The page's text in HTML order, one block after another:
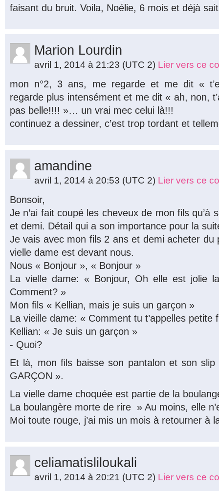
faisant du bruit. Voila, Noélie, 6 mois et déjà
Marion Lourdin
avril 1, 2014 à 21:23 (UTC 2) Lier vers ce
mon n°2, 3 ans, me regarde et me dit «
regarde plus intensément et me dit « ah, non,
pas belle!!!! »… un vrai mec celui là!!!
continuez a dessiner, c’est trop tordant et
amandine
avril 1, 2014 à 20:53 (UTC 2) Lier vers ce
Bonsoir,
Je n’ai fait coupé les cheveux de mon fils qu’à
et demi. Détail qui a son importance pour la
Je vais avec mon fils 2 ans et demi acheter du
vielle dame est devant nous.
Nous « Bonjour », « Bonjour »
La vielle dame: « Bonjour, Oh elle est jolie
Comment? »
Mon fils « Kellian, mais je suis un garçon »
La vieille dame: « Comment tu t’appelles petite
Kellian: « Je suis un garçon »
- Quoi?
Et là, mon fils baisse son pantalon et son
GARÇON ».
La vielle dame choquée est partie de la
La boulangère morte de rire » Au moins, elle
Moi toute rouge, j’ai mis un mois à retourner à
celiamatisliloukali
avril 1, 2014 à 20:21 (UTC 2) Lier vers ce